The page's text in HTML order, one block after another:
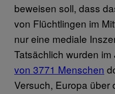
beweisen soll, dass
von Flüchtlingen im
nur eine mediale
Tatsächlich wurden
von 3771 Menschen
Versuch, Europa über